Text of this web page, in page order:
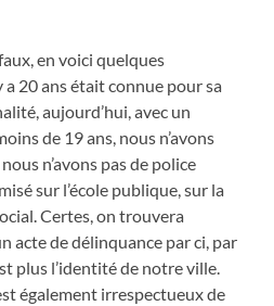
en voici quelques
a 20 ans était connue pour sa
aujourd’hui, avec un
de 19 ans, nous n’avons
n’avons pas de police
sur l’école publique, sur la
Certes, on trouvera
acte de délinquance par ci, par
plus l’identité de notre ville.
également irrespectueux de